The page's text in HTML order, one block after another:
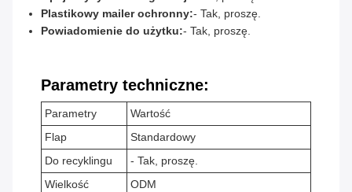
Plastikowy mailer ochronny:- Tak, proszę.
Powiadomienie do użytku:- Tak, proszę.
Parametry techniczne:
Parametry
Wartość
Flap
Standardowy
Do recyklingu
- Tak, proszę.
Wielkość
ODM